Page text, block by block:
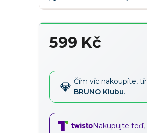
900 Kč → -7 %
1 500 Kč -15 %
599 Kč
Čím víc nakoupíte,
BRUNO Klubu.
Nakupujte